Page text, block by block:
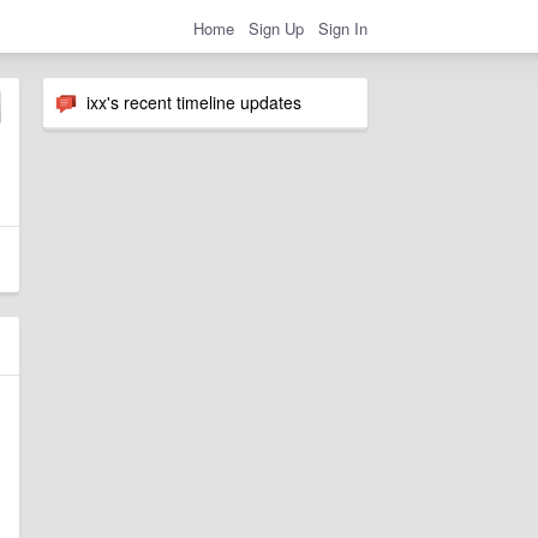
Home Sign Up Sign In
ixx's recent timeline updates